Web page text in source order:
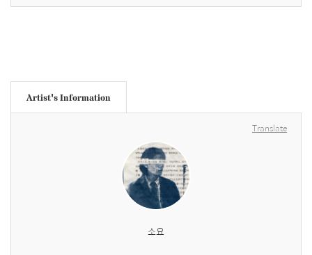
Artist's Information
Translate
소요